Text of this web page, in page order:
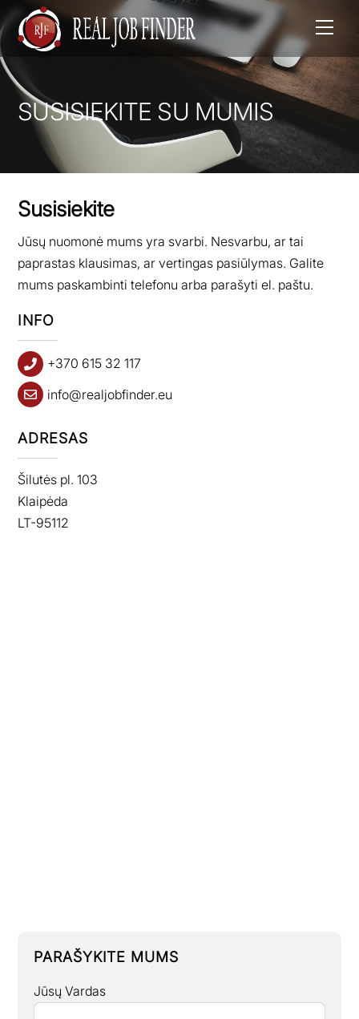
SUSISIEKITE SU MUMIS
Susisiekite
Jūsų nuomonė mums yra svarbi. Nesvarbu, ar tai
paprastas klausimas, ar vertingas pasiūlymas. Galite
mums paskambinti telefonu arba parašyti el. paštu.
INFO
+370 615 32 117
info@realjobfinder.eu
ADRESAS
Šilutės pl. 103
Klaipėda
LT-95112
PARAŠYKITE MUMS
Jūsų Vardas